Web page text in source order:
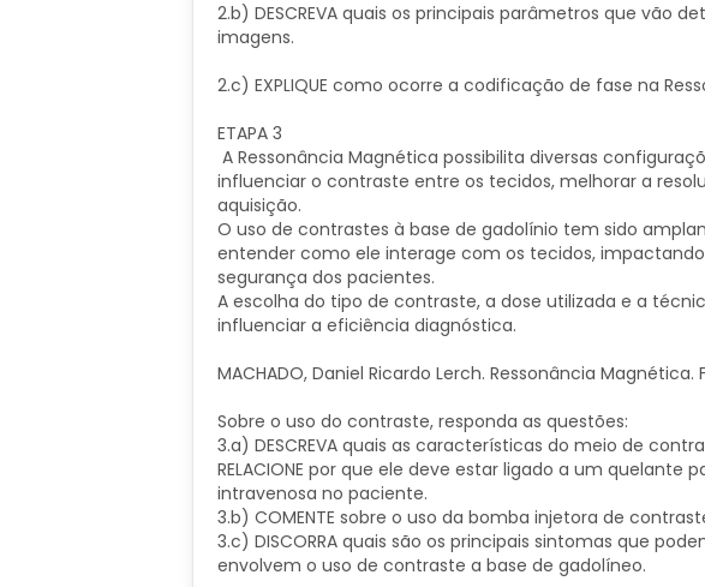
2.b) DESCREVA quais os principais parâmetros que vão
imagens.
2.c) EXPLIQUE como ocorre a codificação de fase na
ETAPA 3
A Ressonância Magnética possibilita diversas
influenciar o contraste entre os tecidos, melhorar a
aquisição.
O uso de contrastes à base de gadolínio tem sido
entender como ele interage com os tecidos,
segurança dos pacientes.
A escolha do tipo de contraste, a dose utilizada e a
influenciar a eficiência diagnóstica.
MACHADO, Daniel Ricardo Lerch. Ressonância Magnética.
Sobre o uso do contraste, responda as questões:
3.a) DESCREVA quais as características do meio de
RELACIONE por que ele deve estar ligado a um quelante
intravenosa no paciente.
3.b) COMENTE sobre o uso da bomba injetora de
3.c) DISCORRA quais são os principais sintomas que
envolvem o uso de contraste a base de gadolíneo.